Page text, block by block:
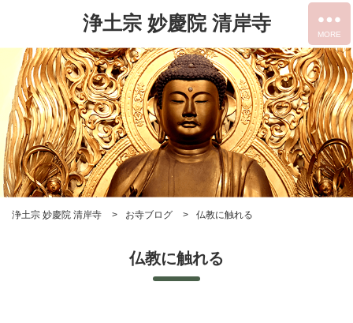
浄土宗 妙慶院 清岸寺
浄土宗 妙慶院 清岸寺 お寺ブログ 仏教に触れる
仏教に触れる